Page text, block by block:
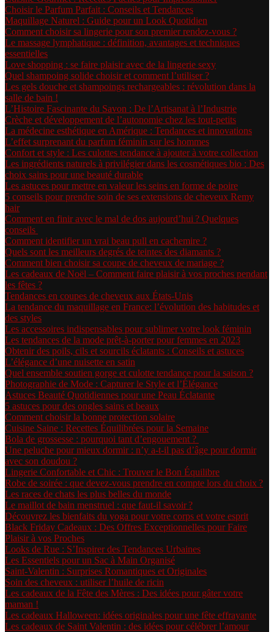
Choisir le Parfum Parfait : Conseils et Tendances
Maquillage Naturel : Guide pour un Look Quotidien
Comment choisir sa lingerie pour son premier rendez-vous ?
Le massage lymphatique : définition, avantages et techniques
essentielles
Love shopping : se faire plaisir avec de la lingerie sexy
Quel shampoing solide choisir et comment l’utiliser ?
Les gels douche et shampoings rechargeables : révolution dans la
salle de bain !
L’Histoire Fascinante du Savon : De l’Artisanat à l’Industrie
Crèche et développement de l’autonomie chez les tout-petits
La médecine esthétique en Amérique : Tendances et innovations
L’effet surprenant du parfum féminin sur les hommes
Confort et style : Les culottes tendance à ajouter à votre collection
Les ingrédients naturels à privilégier dans les cosmétiques bio : Des
choix sains pour une beauté durable
Les astuces pour mettre en valeur les seins en forme de poire
5 conseils pour prendre soin de ses extensions de cheveux Remy
hair
Comment en finir avec le mal de dos aujourd’hui ? Quelques
conseils
Comment identifier un vrai beau pull en cachemire ?
Quels sont les meilleurs degrés de teintes des diamants ?
Comment bien choisir sa coupe de cheveux de mariage ?
Les cadeaux de Noël – Comment faire plaisir à vos proches pendant
les fêtes ?
Tendances en coupes de cheveux aux États-Unis
La tendance du maquillage en France: l’évolution des habitudes et
des styles
Les accessoires indispensables pour sublimer votre look féminin
Les tendances de la mode prêt-à-porter pour femmes en 2023
Obtenir des poils, cils et sourcils éclatants : Conseils et astuces
L’élégance d’une nuisette en satin
Quel ensemble soutien gorge et culotte tendance pour la saison ?
Photographie de Mode : Capturer le Style et l’Élégance
Astuces Beauté Quotidiennes pour une Peau Éclatante
5 astuces pour des ongles sains et beaux
Comment choisir la bonne protection solaire
Cuisine Saine : Recettes Équilibrées pour la Semaine
Bola de grossesse : pourquoi tant d’engouement ?
Une peluche pour mieux dormir : n’y a-t-il pas d’âge pour dormir
avec son doudou ?
Lingerie Confortable et Chic : Trouver le Bon Équilibre
Robe de soirée : que devez-vous prendre en compte lors du choix ?
Les races de chats les plus belles du monde
Le maillot de bain menstruel : que faut-il savoir ?
Découvrez les bienfaits du yoga pour votre corps et votre esprit
Black Friday Cadeaux : Des Offres Exceptionnelles pour Faire
Plaisir à vos Proches
Looks de Rue : S’Inspirer des Tendances Urbaines
Les Essentiels pour un Sac à Main Organisé
Saint-Valentin : Surprises Romantiques et Originales
Soin des cheveux : utiliser l’huile de ricin
Les cadeaux de la Fête des Mères : Des idées pour gâter votre
maman !
Les cadeaux Halloween: idées originales pour une fête effrayante
Les cadeaux de Saint Valentin : des idées pour célébrer l’amour